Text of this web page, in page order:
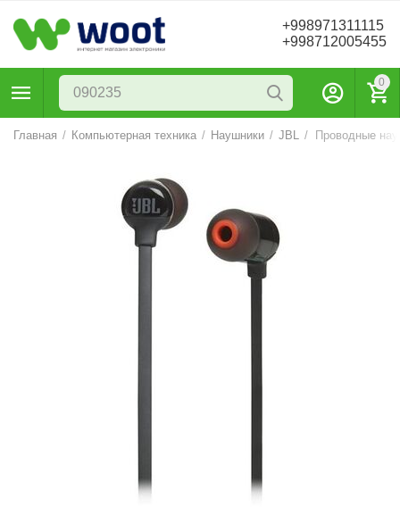
+998971311115
+998712005455
0
Главная / Компьютерная техника / Наушники / JBL / Проводные